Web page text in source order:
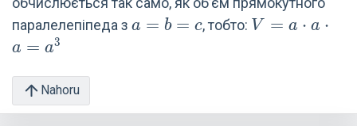
паралелепіпеда з a=b=c
a = b = c, тобто: V=a\cdot
V = a ⋅ a ⋅
a = a3
Nahoru